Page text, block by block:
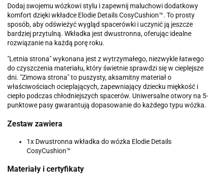
Dodaj swojemu wózkowi stylu i zapewnij maluchowi dodatkowy
komfort dzięki wkładce Elodie Details CosyCushion™. To prosty
sposób, aby odświeżyć wygląd spacerówki i uczynić ją jeszcze
bardziej przytulną. Wkładka jest dwustronna, oferując idealne
rozwiązanie na każdą porę roku.
"Letnia strona" wykonana jest z wytrzymałego, niezwykle łatwego
do czyszczenia materiału, który świetnie sprawdzi się w cieplejsze
dni. "Zimowa strona" to puszysty, aksamitny materiał o
właściwościach ocieplających, zapewniający dziecku miękkość i
ciepło podczas chłodniejszych spacerów. Uniwersalne otwory na 5-
punktowe pasy gwarantują dopasowanie do każdego typu wózka.
Zestaw zawiera
1x Dwustronna wkładka do wózka Elodie Details
CosyCushion™
Materiały i certyfikaty